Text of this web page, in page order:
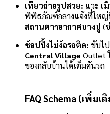
เที่ยวถ่ายรูปสวย: แวะ เ
พิพิธภัณฑ์กลางแจ้งที่ใหญ่
สถานตากอากาศบางปู (
ช้อปปิ้งไม่ง้อรถติด: ขับไ
Central Village Outlet
ของกลับบ้านได้เต็มคันรถ
FAQ Schema (เพิ่มเ